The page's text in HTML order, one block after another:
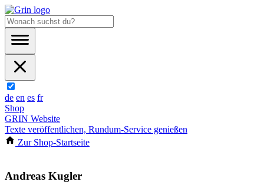
de en es fr
Shop
GRIN Website
Texte veröffentlichen, Rundum-Service genießen
Zur Shop-Startseite
Andreas Kugler